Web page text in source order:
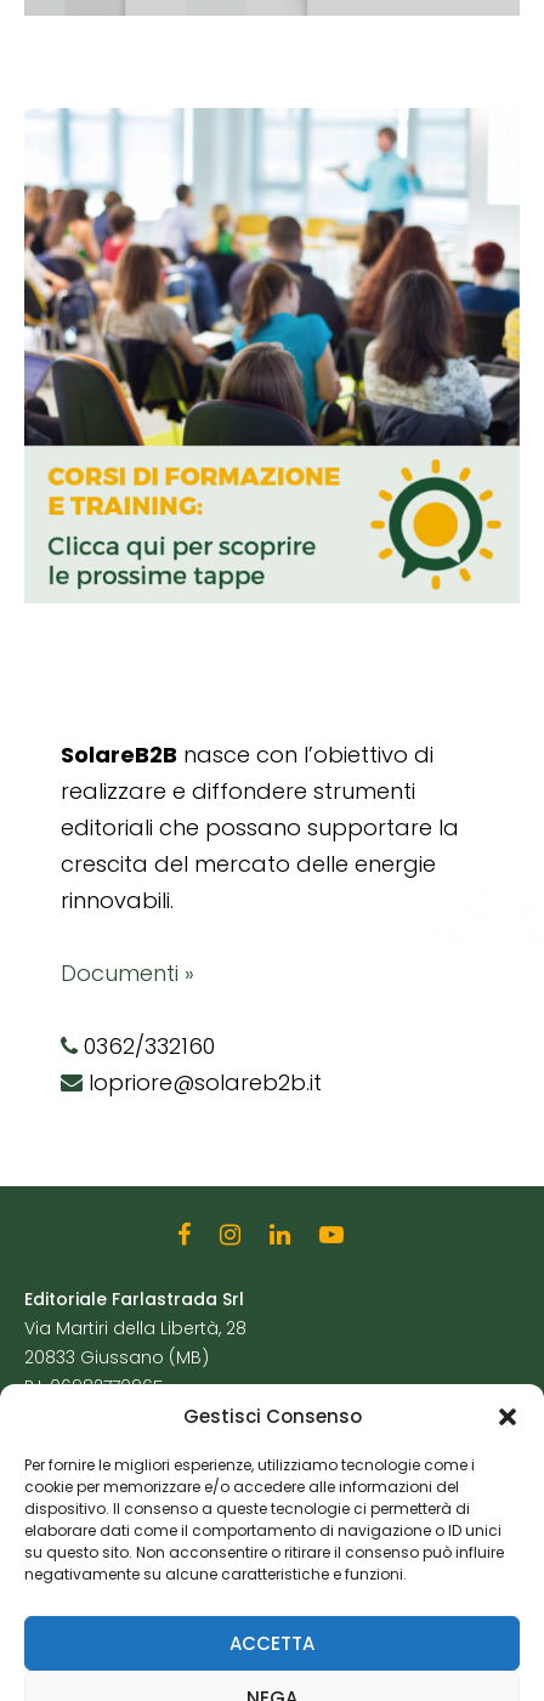
Gestisci Consenso
Per fornire le migliori esperienze, utilizziamo tecnologie come i
cookie per memorizzare e/o accedere alle informazioni del
dispositivo. Il consenso a queste tecnologie ci permetterà di
elaborare dati come il comportamento di navigazione o ID unici
su questo sito. Non acconsentire o ritirare il consenso può influire
negativamente su alcune caratteristiche e funzioni.
ACCETTA
SolareB2B nasce con l’obiettivo di
realizzare e diffondere strumenti
editoriali che possano supportare la
crescita del mercato delle energie
rinnovabili.
Documenti »
0362/332160
lopriore@solareb2b.it
Editoriale Farlastrada Srl
Via Martiri della Libertà, 28
20833 Giussano (MB)
P.I. 06982770965
Cookie Policy
Risorse Aggiuntive